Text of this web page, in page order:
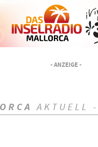
- ANZEIGE -
AKTUELL